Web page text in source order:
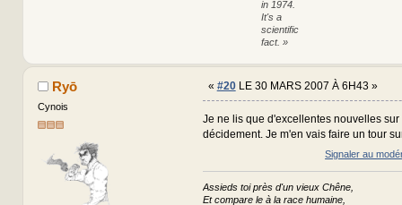
in 1974.
It's a
scientific
fact. »
Ryō
Cynois
« #20LE 30 MARS 2007 À 6H43 »
Je ne lis que d'excellentes nouvelles sur
décidement. Je m'en vais faire un tour
Signaler au
Assieds toi près d'un vieux Chêne,
Et compare le à la race humaine,